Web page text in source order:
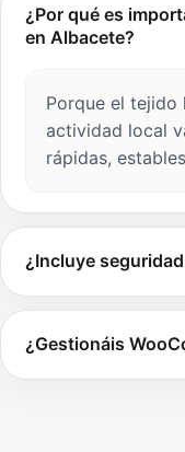
¿Por qué es
en Albacete?
Porque el
actividad local
rápidas,
¿Incluye
¿Gestionáis